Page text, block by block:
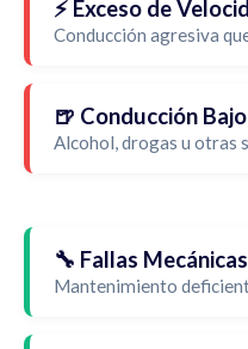
⚡ Exceso de
Conducción agresiva
🍺 Conducción
Alcohol, drogas u otras
🔧 Fallas Mecánicas
Mantenimiento